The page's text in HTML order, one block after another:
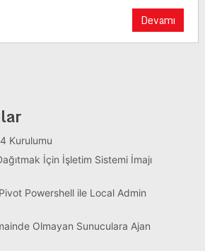
Devamı
Kurulumu
İçin İşletim Sistemi İmajı
Powershell ile Local Admin
Olmayan Sunuculara Ajan